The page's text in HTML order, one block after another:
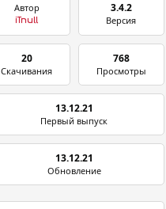
Автор
iTnull
3.4.2
Версия
20
Скачивания
768
Просмотры
13.12.21
Первый выпуск
13.12.21
Обновление